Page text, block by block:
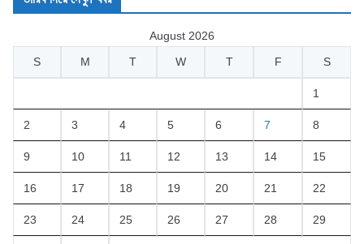
August 2026
S
M T W T F S
1
2 3 4 5 6 7 8
9 10 11 12 13 14 15
16 17 18 19 20 21 22
23 24 25 26 27 28 29